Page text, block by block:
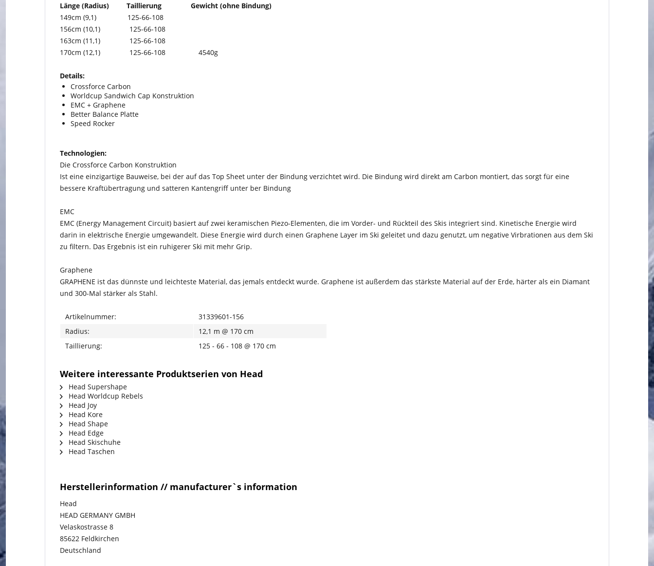
Länge (Radius) Taillierung Gewicht (ohne Bindung)
149cm (9,1) 125-66-108
156cm (10,1) 125-66-108
163cm (11,1) 125-66-108
170cm (12,1) 125-66-108 4540g
Details:
Crossforce Carbon
Worldcup Sandwich Cap Konstruktion
EMC + Graphene
Better Balance Platte
Speed Rocker
Technologien:
Die Crossforce Carbon Konstruktion
Ist eine einzigartige Bauweise, bei der auf das Top Sheet unter der Bindung verzichtet wird. Die Bindung wird direkt am Carbon montiert, das sorgt für eine
bessere Kraftübertragung und satteren Kantengriff unter ber Bindung
EMC
EMC (Energy Management Circuit) basiert auf zwei keramischen Piezo-Elementen, die im Vorder- und Rückteil des Skis integriert sind. Kinetische Energie wird
darin in elektrische Energie umgewandelt. Diese Energie wird durch einen Graphene Layer im Ski geleitet und dazu genutzt, um negative Virbrationen aus dem Ski
zu filtern. Das Ergebnis ist ein ruhigerer Ski mit mehr Grip.
Graphene
GRAPHENE ist das dünnste und leichteste Material, das jemals entdeckt wurde. Graphene ist außerdem das stärkste Material auf der Erde, härter als ein Diamant
und 300-Mal stärker als Stahl.
Artikelnummer:
31339601-156
Radius:
12,1 m @ 170 cm
Taillierung:
125 - 66 - 108 @ 170 cm
Weitere interessante Produktserien von Head
Head Supershape
Head Worldcup Rebels
Head Joy
Head Kore
Head Shape
Head Edge
Head Skischuhe
Head Taschen
Herstellerinformation // manufacturer`s information
Head
HEAD GERMANY GMBH
Velaskostrasse 8
85622 Feldkirchen
Deutschland